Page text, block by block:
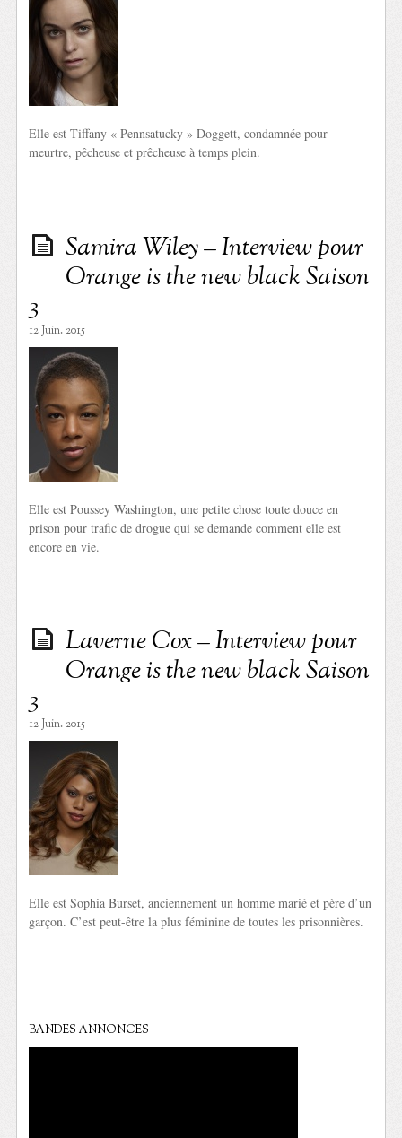
Elle est Tiffany « Pennsatucky » Doggett, condamnée pour
meurtre, pêcheuse et prêcheuse à temps plein.
Samira Wiley – Interview pour
Orange is the new black Saison
3
12 Juin. 2015
Elle est Poussey Washington, une petite chose toute douce en
prison pour trafic de drogue qui se demande comment elle est
encore en vie.
Laverne Cox – Interview pour
Orange is the new black Saison
3
12 Juin. 2015
Elle est Sophia Burset, anciennement un homme marié et père d’un
garçon. C’est peut-être la plus féminine de toutes les prisonnières.
BANDES ANNONCES